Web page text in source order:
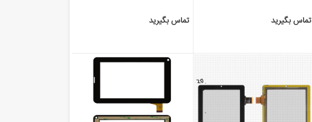
تماس بگیرید تماس بگیرید